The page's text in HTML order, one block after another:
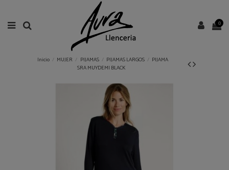
0
Inicio MUJER PIJAMAS PIJAMAS LARGOS
PIJAMA
SRA MUYDEMI BLACK